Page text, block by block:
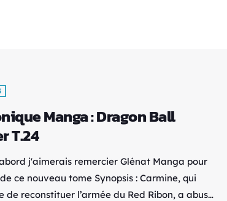
Manga : Dragon Ball
T.24
j'aimerais remercier Glénat Manga pour
ce nouveau tome Synopsis : Carmine, qui
de reconstituer l’armée du Red Ribon, a abusé